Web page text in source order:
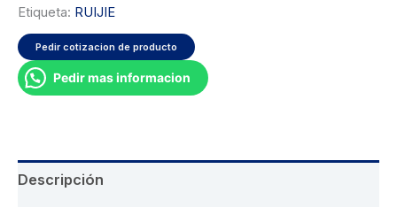
Etiqueta: RUIJIE
Pedir cotizacion de producto
Pedir mas informacion
Descripción